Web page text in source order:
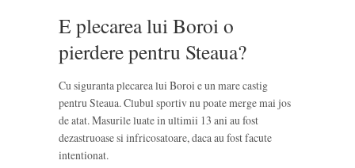
E plecarea lui Boroi o
pierdere pentru Steaua?
Cu siguranta plecarea lui Boroi e un mare castig
pentru Steaua. Clubul sportiv nu poate merge mai jos
de atat. Masurile luate in ultimii 13 ani au fost
dezastruoase si infricosatoare, daca au fost facute
intentionat.